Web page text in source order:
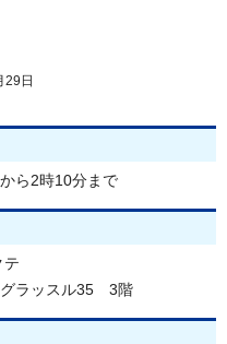
日
ら2時10分まで
テ
ラッスル35 3階